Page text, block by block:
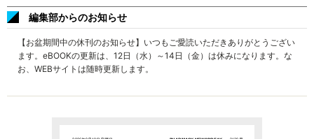
編集部からのお知らせ
【お盆期間中の休刊のお知らせ】いつもご愛読いただきありがとうござい
ます。eBOOKの更新は、12日（水）～14日（金）は休みになります。な
お、WEBサイトは随時更新します。